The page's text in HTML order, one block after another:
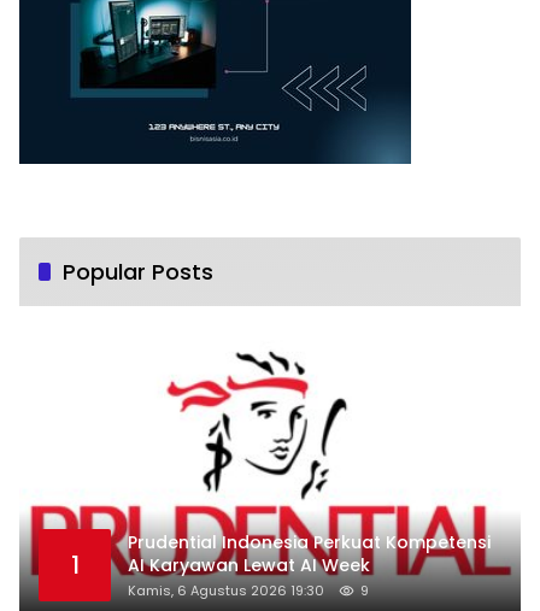
Popular Posts
1
Prudential Indonesia Perkuat Kompetensi
AI Karyawan Lewat AI Week
Kamis, 6 Agustus 2026 19:30 9